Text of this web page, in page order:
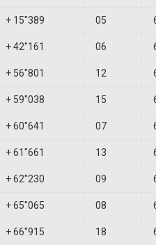
+ 15″389 05
+ 42″161 06
+ 56″801 12
+ 59″038 15
+ 60″641 07
+ 61″661 13
+ 62″230 09
+ 65″065 08
+ 66″915 18